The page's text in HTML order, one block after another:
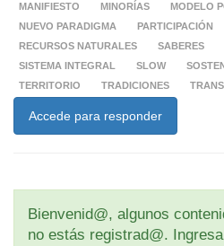
MANIFIESTO
MINORÍAS MODELO
NUEVO PARADIGMA
PARTICIPACIÓN
RECURSOS NATURALES
SABERES
SISTEMA INTEGRAL
SLOW
TERRITORIO
TRADICIONES
Accede para responder
Bienvenid@, algunos
no estás registrad@.